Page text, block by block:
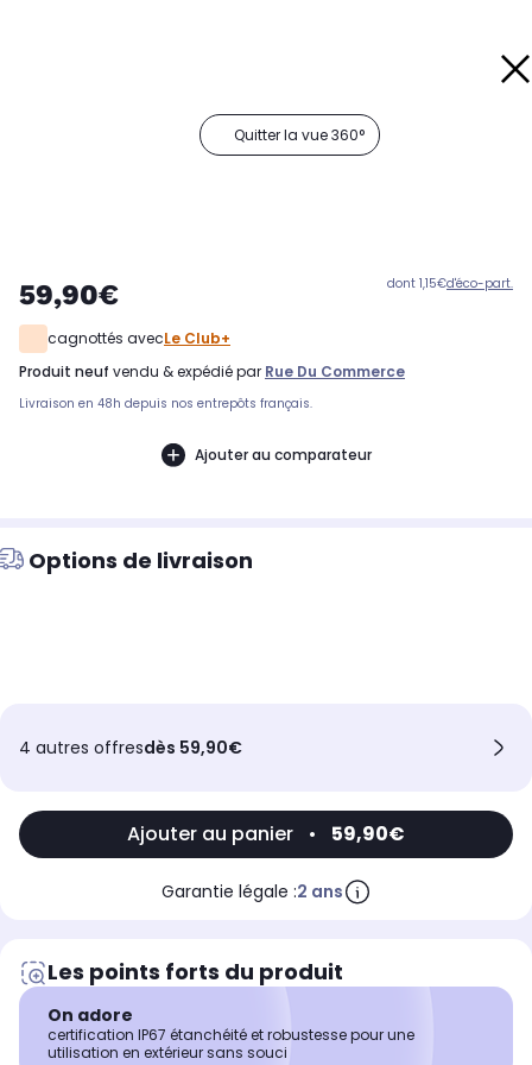
Quitter la vue 360°
59,90€ dont 1,15€d'éco-part.
cagnottés avecLe Club+
produit neuf vendu & expédié par Rue Du Commerce
Livraison en 48h depuis nos entrepôts français.
Ajouter au comparateur
Options de livraison
4 autres offresdès 59,90€
Ajouter au panier • 59,90€
Garantie légale :2 ans
Les points forts du produit
On adore
certification IP67 étanchéité et robustesse pour une
utilisation en extérieur sans souci